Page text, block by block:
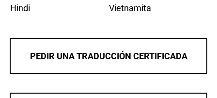
Hindi
Vietnamita
PEDIR UNA TRADUCCIÓN CERTIFICADA